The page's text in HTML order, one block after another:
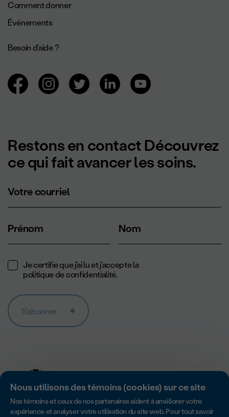
Nous utilisons des témoins (cookies) sur ce site
Nos témoins et ceux de nos partenaires aident à améliorer votre
expérience et analyser votre utilisation du site web. Pour tout savoir
Comment donner
Événements
Besoin d'aide ?
Navigation des réseaux sociaux.
Restons en contact Découvrez
ce qui fait avancer les soins.
Votre courriel
Prénom Nom
Je certifie que j'ai lu et j'accepte la
politique de confidentialité.
S'abonner